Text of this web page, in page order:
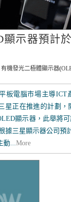
顯示器預計
有機發光二極體顯示器(
板電腦市場主導ICT
星正在推進的計劃
顯示器，此舉將可
據三星顯示器公司預
動...More